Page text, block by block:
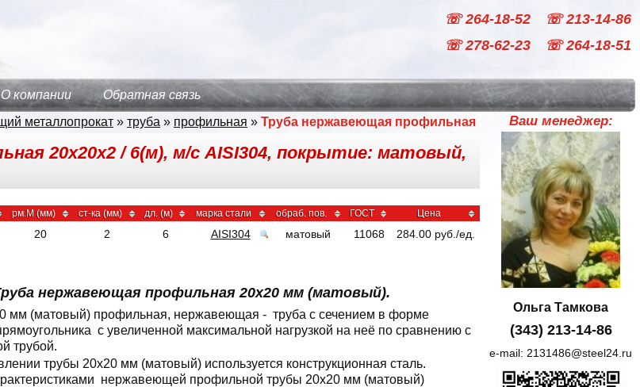
☏ 264-18-52
☏ 213-14-86
☏ 278-62-23
☏ 264-18-51
О компании Обратная связь
металлопрокат » труба » профильная » Труба нержавеющая профильная
20х20х2 / 6(м), м/с AISI304, покрытие: матовый,
рм.М (мм) ст-ка (мм) дл. (м) марка стали обраб. пов. ГОСТ Цена
20 2 6 AISI304 матовый 11068 284.00 руб ./ед.
нержавеющая профильная 20x20 мм (матовый).
мм (матовый) профильная, нержавеющая - труба с сечением в форме
с увеличенной максимальной нагрузкой на неё по сравнению с
трубой.
трубы 20x20 мм (матовый) используется конструкционная сталь.
нержавеющей профильной трубы 20x20 мм (матовый)
Ваш менеджер:
Ольга Тамкова
(343) 213-14-86
e-mail: 2131486@steel24.ru